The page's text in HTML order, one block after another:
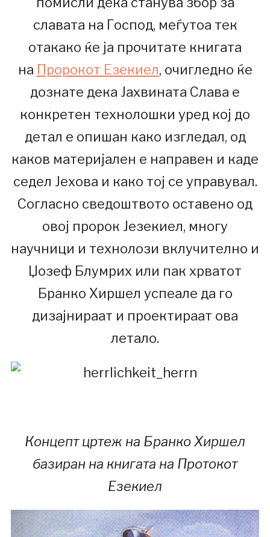
славата на Господ, меѓутоа тек
отакако ќе ја прочитате книгата
на Пророкот Езекиел, очигледно ќе
дознате дека Јахвината Слава е
конкретен технолошки уред кој до
детал е опишан како изгледал, од
каков материјален е направен и каде
седел Јехова и како тој се управувал.
Согласно сведоштвото оставено од
овој пророк Језекиел, многу
научници и технолози вклучително и
Џозеф Блумрих или пак хрватот
Бранко Хиршел успеале да го
дизајнираат и проектираат ова
летало.
Концепт цртеж на Бранко Хиршел
базиран на книгата на Протокот
Езекиел